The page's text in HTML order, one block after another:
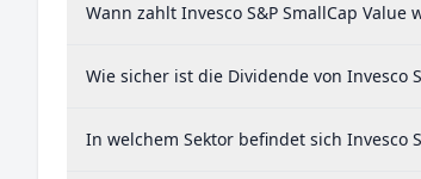
Wann zahlt Invesco S&P SmallCap Value
Wie sicher ist die Dividende von Invesco
In welchem Sektor befindet sich Invesco